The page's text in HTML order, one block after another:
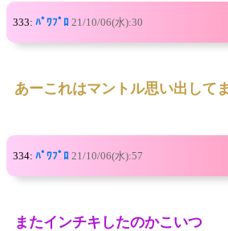
333: ﾊﾟﾜﾌﾟﾛ 21/10/06(水):30
あーこれはマントル思い出して
334: ﾊﾟﾜﾌﾟﾛ 21/10/06(水):57
またインチキしたのかこいつ